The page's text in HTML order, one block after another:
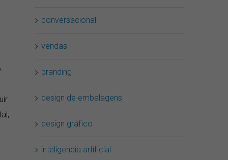
conversacional
vendas
branding
design de embalagens
design gráfico
inteligencia artificial